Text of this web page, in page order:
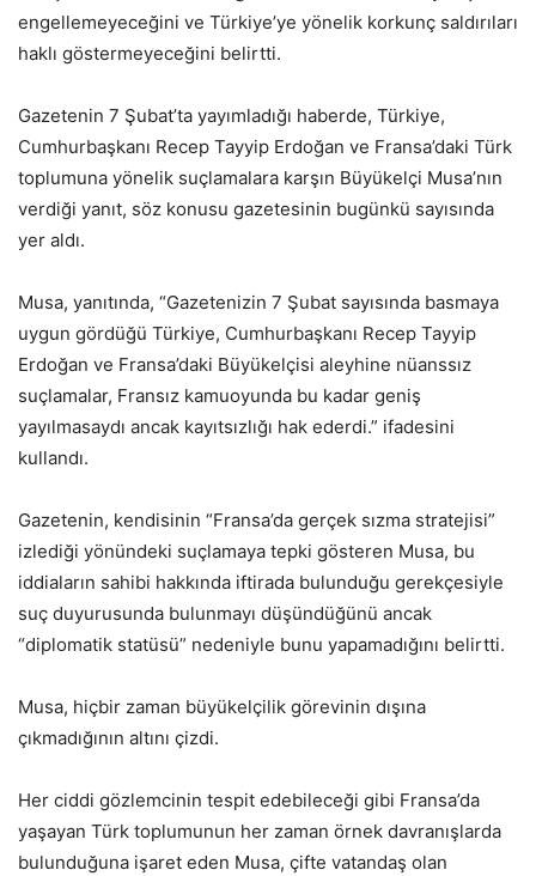
engellemeyeceğini ve Türkiye’ye yönelik korkunç saldırıları
haklı göstermeyeceğini belirtti.
Gazetenin 7 Şubat’ta yayımladığı haberde, Türkiye,
Cumhurbaşkanı Recep Tayyip Erdoğan ve Fransa’daki Türk
toplumuna yönelik suçlamalara karşın Büyükelçi Musa’nın
verdiği yanıt, söz konusu gazetesinin bugünkü sayısında
yer aldı.
Musa, yanıtında, “Gazetenizin 7 Şubat sayısında basmaya
uygun gördüğü Türkiye, Cumhurbaşkanı Recep Tayyip
Erdoğan ve Fransa’daki Büyükelçisi aleyhine nüanssız
suçlamalar, Fransız kamuoyunda bu kadar geniş
yayılmasaydı ancak kayıtsızlığı hak ederdi.” ifadesini
kullandı.
Gazetenin, kendisinin “Fransa’da gerçek sızma stratejisi”
izlediği yönündeki suçlamaya tepki gösteren Musa, bu
iddiaların sahibi hakkında iftirada bulunduğu gerekçesiyle
suç duyurusunda bulunmayı düşündüğünü ancak
“diplomatik statüsü” nedeniyle bunu yapamadığını belirtti.
Musa, hiçbir zaman büyükelçilik görevinin dışına
çıkmadığının altını çizdi.
Her ciddi gözlemcinin tespit edebileceği gibi Fransa’da
yaşayan Türk toplumunun her zaman örnek davranışlarda
bulunduğuna işaret eden Musa, çifte vatandaş olan